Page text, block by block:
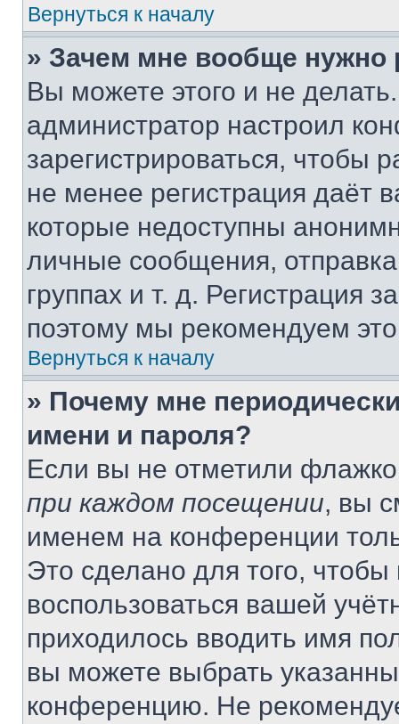
Вернуться к началу
» Зачем мне вообще нужно
Вы можете этого и не
администратор настроил
зарегистрироваться, чтобы
не менее регистрация даёт
которые недоступны
личные сообщения,
группах и т. д. Регистрация
поэтому мы рекомендуем
Вернуться к началу
» Почему мне
имени и пароля?
Если вы не отметили
при каждом посещении, вы
именем на конференции
Это сделано для того, чтобы
воспользоваться вашей
приходилось вводить имя
вы можете выбрать
конференцию. Не